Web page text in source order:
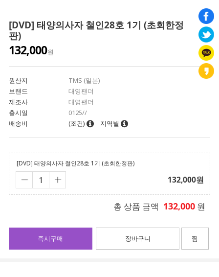
[DVD] 태양의사자 철인28호 1기 (초회한정
판)
132,000원
원산지
TMS (일본)
브랜드
대영팬더
제조사
대영팬더
출시일
0125//
배송비
(조건) 지역별
[DVD] 태양의사자 철인28호 1기 (초회한정판)
132,000원
총 상품 금액 132,000 원
장바구니
즉시구매 찜